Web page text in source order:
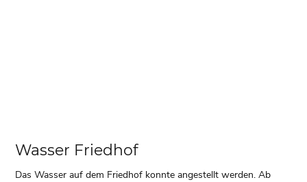
Wasser Friedhof
Das Wasser auf dem Friedhof konnte angestellt werden. Ab